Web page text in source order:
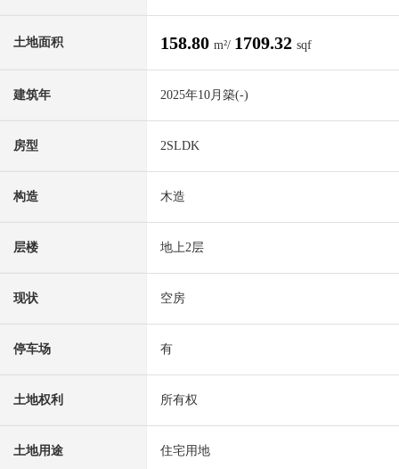
土地面积 158.80 m²/ 1709.32 sqf
建筑年 2025年10月築(-)
房型 2SLDK
构造 木造
层楼 地上2层
现状 空房
停车场 有
土地权利 所有权
土地用途 住宅用地